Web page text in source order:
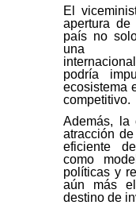
El
apertura
país no
una
podría
ecosistema
competitivo.
Además, la
atracción
eficiente
como
políticas y
aún más
destino de